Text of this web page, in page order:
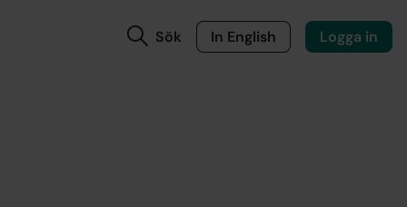
Sök In English Logga in